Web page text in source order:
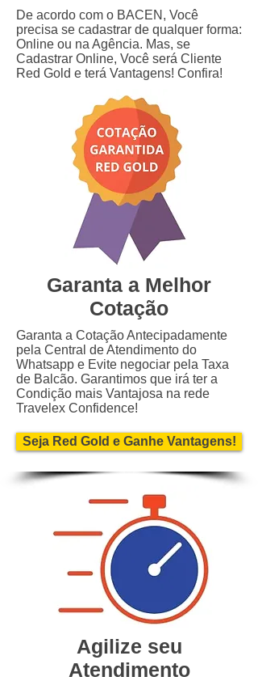
De acordo com o BACEN, Você
precisa se cadastrar de qualquer forma:
Online ou na Agência. Mas, se
Cadastrar Online, Você será Cliente
Red Gold e terá Vantagens! Confira!
Garanta a Melhor
Cotação
Garanta a Cotação Antecipadamente
pela Central de Atendimento do
Whatsapp e Evite negociar pela Taxa
de Balcão. Garantimos que irá ter a
Condição mais Vantajosa na rede
Travelex Confidence!
Seja Red Gold e Ganhe Vantagens!
Agilize seu
Atendimento